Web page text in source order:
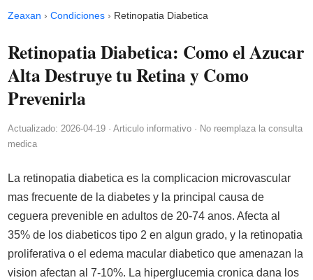
Zeaxan ›Condiciones › Retinopatia Diabetica
Retinopatia Diabetica: Como el Azucar
Alta Destruye tu Retina y Como
Prevenirla
Actualizado: 2026-04-19 · Articulo informativo · No reemplaza la consulta
medica
La retinopatia diabetica es la complicacion microvascular
mas frecuente de la diabetes y la principal causa de
ceguera prevenible en adultos de 20-74 anos. Afecta al
35% de los diabeticos tipo 2 en algun grado, y la retinopatia
proliferativa o el edema macular diabetico que amenazan la
vision afectan al 7-10%. La hiperglucemia cronica dana los